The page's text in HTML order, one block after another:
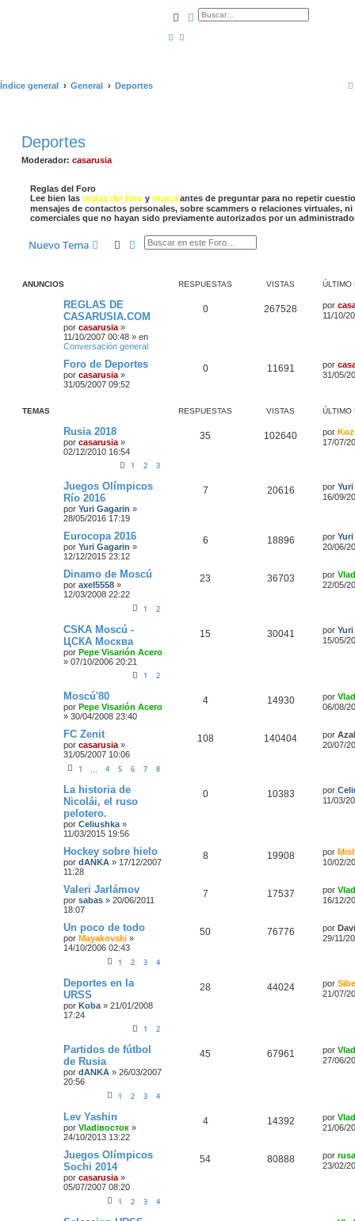
BuscarBúsqueda avanzada
Índice general General Deportes
Deportes
Moderador: casarusia
Reglas del Foro
Lee bien las reglas del foro y busca antes de preguntar para no repetir
mensajes de contactos personales, sobre scammers o relaciones virtuales,
comerciales que no hayan sido previamente autorizados por un
Nuevo Tema BuscarBúsqueda avanzada
ANUNCIOS RESPUESTAS VISTAS ÚLTIMO
REGLAS DE
CASARUSIA.COM
por casarusia »
11/10/2007 00:48 » en
Conversación general
0 267528 por
11/10/
Foro de Deportes
por casarusia »
31/05/2007 09:52
0 11691 por
31/05/
TEMAS RESPUESTAS VISTAS ÚLTIMO
Rusia 2018
por casarusia »
02/12/2010 16:54
1 2 3
35 102640 por
17/07/
Juegos Olímpicos
Río 2016
por Yuri Gagarin »
28/05/2016 17:19
7 20616 por
16/09/
Eurocopa 2016
por Yuri Gagarin »
12/12/2015 23:12
6 18896 por
20/06/
Dinamo de Moscú
por axel5558 »
12/03/2008 22:22
1 2
23 36703 por
22/05/
CSKA Moscú -
ЦСКА Москва
por Pepe Visarión Acero
» 07/10/2006 20:21
1 2
15 30041 por
15/05/
Moscú'80
por Pepe Visarión Acero
» 30/04/2008 23:40
4 14930 por
06/08/
FC Zenit
por casarusia»
31/05/2007 10:06
1 4 5 6 7 8
108 140404 por
20/07/
La historia de
Nicolái, el ruso
pelotero.
por Celiushka »
11/03/2015 19:56
0 10383 por
11/03/
Hockey sobre hielo
por dANKA » 17/12/2007
11:28
8 19908 por
10/02/
Valeri Jarlámov
por sabas » 20/06/2011
18:07
7 17537 por
16/12/
Un poco de todo
por Mayakovski »
14/10/2006 02:43
1 2 3 4
50 76776 por
29/11/
Deportes en la
URSS
por Koba » 21/01/2008
17:24
1 2
28 44024 por
21/07/
Partidos de fútbol
de Rusia
por dANKA » 26/03/2007
20:56
1 2 3 4
45 67961 por
27/06/
Lev Yashin
por Vladiвосток »
24/10/2013 13:22
4 14392 por
21/06/
Juegos Olímpicos
Sochi 2014
por casarusia »
05/07/2007 08:20
1 2 3 4
54 80888 por rusa
23/02/